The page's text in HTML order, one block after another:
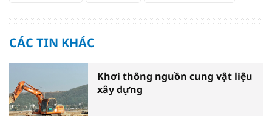
CÁC TIN KHÁC
Khơi thông nguồn cung vật liệu
xây dựng